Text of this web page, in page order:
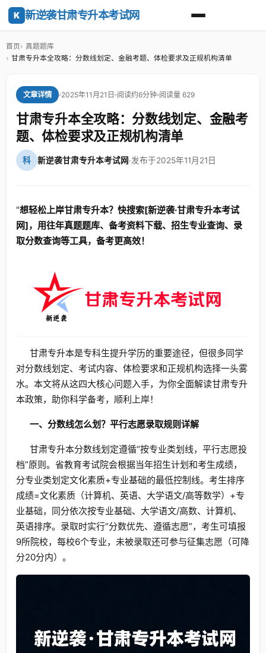
K 新逆袭甘肃专升本考试网
首页
真题题库
甘肃专升本全攻略：分数线划定、金融考题、体检要求及正规机构清单
文章详情 2025年11月21日 阅读约6分钟 阅读量 629
甘肃专升本全攻略：分数线划定、金融考
题、体检要求及正规机构清单
科 新逆袭甘肃专升本考试网·发布于2025年11月21日
"想轻松上岸甘肃专升本？快搜索[新逆袭·甘肃专升本考试
网]，用往年真题题库、备考资料下载、招生专业查询、录
取分数查询等工具，备考更高效！
甘肃专升本是专科生提升学历的重要途径，但很多同学
对分数线划定、考试内容、体检要求和正规机构选择一头雾
水。本文将从这四大核心问题入手，为你全面解读甘肃专升
本政策，助你科学备考，顺利上岸！
一、分数线怎么划？平行志愿录取规则详解
甘肃专升本分数线划定遵循“按专业类划线，平行志愿投
档”原则。省教育考试院会根据当年招生计划和考生成绩，
分专业类划定文化素质+专业基础的最低控制线。考生排序
成绩=文化素质（计算机、英语、大学语文/高等数学）+专
业基础，同分依次按专业基础、大学语文/高数、计算机、
英语排序。录取时实行“分数优先、遵循志愿”，考生可填报
9所院校，每校6个专业，未被录取还可参与征集志愿（可降
分20分内）。